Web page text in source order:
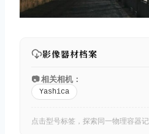
影像器材档案
📷 相关相机：
Yashica
点击型号标签，探索同一物理容器